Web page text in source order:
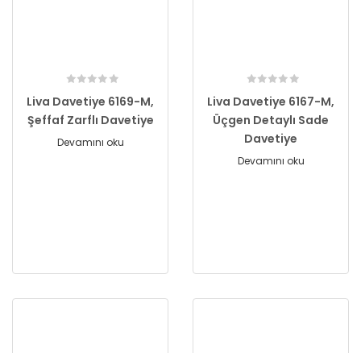
Liva Davetiye 6169-M,
Şeffaf Zarflı Davetiye
Devamını oku
Liva Davetiye 6167-M,
Üçgen Detaylı Sade
Davetiye
Devamını oku